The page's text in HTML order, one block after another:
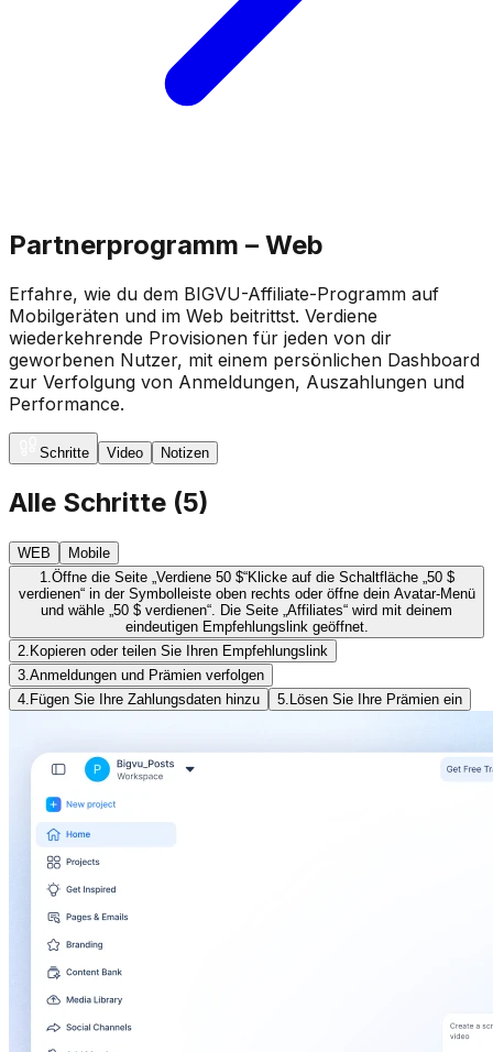
Partnerprogramm – Web
Erfahre, wie du dem BIGVU-Affiliate-Programm auf
Mobilgeräten und im Web beitrittst. Verdiene
wiederkehrende Provisionen für jeden von dir
geworbenen Nutzer, mit einem persönlichen Dashboard
zur Verfolgung von Anmeldungen, Auszahlungen und
Performance.
Schritte Video Notizen
Alle Schritte (5)
WEB
Mobile
1. Öffne die Seite „Verdiene 50 $“Klicke auf die Schaltfläche „50 $
verdienen“ in der Symbolleiste oben rechts oder öffne dein Avatar-Menü
und wähle „50 $ verdienen“. Die Seite „Affiliates“ wird mit deinem
eindeutigen Empfehlungslink geöffnet.
2. Kopieren oder teilen Sie Ihren Empfehlungslink
3. Anmeldungen und Prämien verfolgen
4. Fügen Sie Ihre Zahlungsdaten hinzu 5. Lösen Sie Ihre Prämien ein